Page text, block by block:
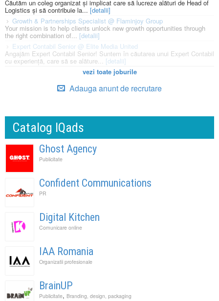
Căutăm un coleg organizat și implicat care să lucreze alături de Head of
Logistics și să contribuie la... [detalii]
Growth & Partnerships Specialist @ Flaminjoy Group
Your mission is to help clients unlock new growth opportunities through
the right combination of... [detalii]
Expert Contabil Senior @ Elite Media United
Angajăm Expert Contabil Senior! Suntem în căutarea unui Expert Contabil
cu experiență, care să se alăture... [detalii]
vezi toate joburile
Adauga anunt de recrutare
Catalog IQads
Ghost Agency
Publicitate
Confident Communications
PR
Digital Kitchen
Comunicare online
IAA Romania
Organizatii profesionale
BrainUP
Publicitate, Branding, design, packaging